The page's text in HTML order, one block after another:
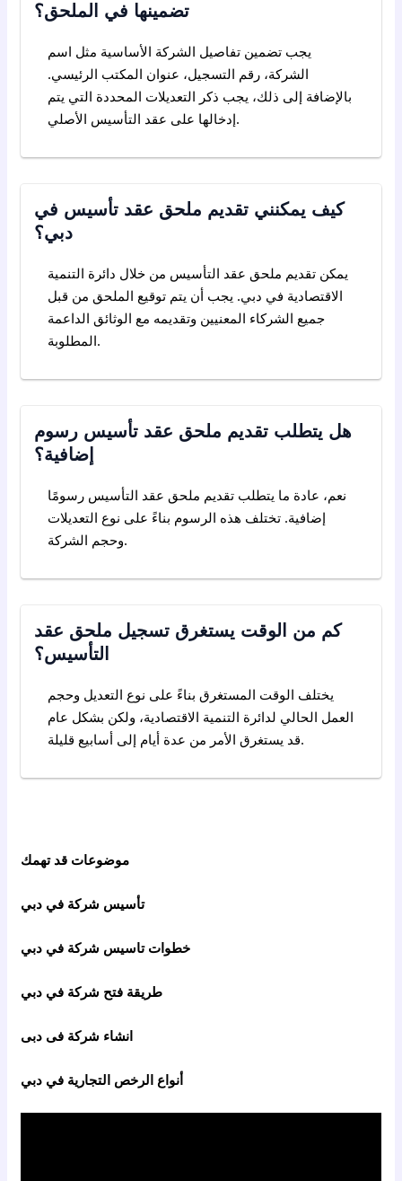
تضمينها في الملحق؟
يجب تضمين تفاصيل الشركة الأساسية مثل اسم
الشركة، رقم التسجيل، عنوان المكتب الرئيسي.
بالإضافة إلى ذلك، يجب ذكر التعديلات المحددة التي يتم
إدخالها على عقد التأسيس الأصلي.
كيف يمكنني تقديم ملحق عقد تأسيس في
دبي؟
يمكن تقديم ملحق عقد التأسيس من خلال دائرة التنمية
الاقتصادية في دبي. يجب أن يتم توقيع الملحق من قبل
جميع الشركاء المعنيين وتقديمه مع الوثائق الداعمة
المطلوبة.
هل يتطلب تقديم ملحق عقد تأسيس رسوم
إضافية؟
نعم، عادة ما يتطلب تقديم ملحق عقد التأسيس رسومًا
إضافية. تختلف هذه الرسوم بناءً على نوع التعديلات
وحجم الشركة.
كم من الوقت يستغرق تسجيل ملحق عقد
التأسيس؟
يختلف الوقت المستغرق بناءً على نوع التعديل وحجم
العمل الحالي لدائرة التنمية الاقتصادية، ولكن بشكل عام
قد يستغرق الأمر من عدة أيام إلى أسابيع قليلة.
موضوعات قد تهمك
تأسيس شركة في دبي
خطوات تاسيس شركة في دبي
طريقة فتح شركة في دبي
انشاء شركة فى دبى
أنواع الرخص التجارية في دبي